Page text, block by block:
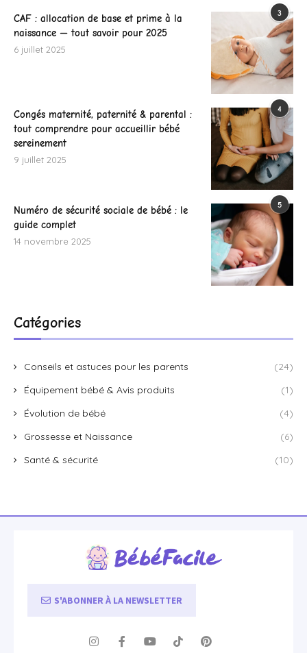
3
CAF : allocation de base et prime à la
naissance — tout savoir pour 2025
6 juillet 2025
4
Congés maternité, paternité & parental :
tout comprendre pour accueillir bébé
sereinement
9 juillet 2025
5
Numéro de sécurité sociale de bébé : le
guide complet
14 novembre 2025
Catégories
Conseils et astuces pour les parents
(24)
Équipement bébé & Avis produits
(1)
Évolution de bébé
(4)
Grossesse et Naissance
(6)
Santé & sécurité
(10)
S'ABONNER À LA NEWSLETTER